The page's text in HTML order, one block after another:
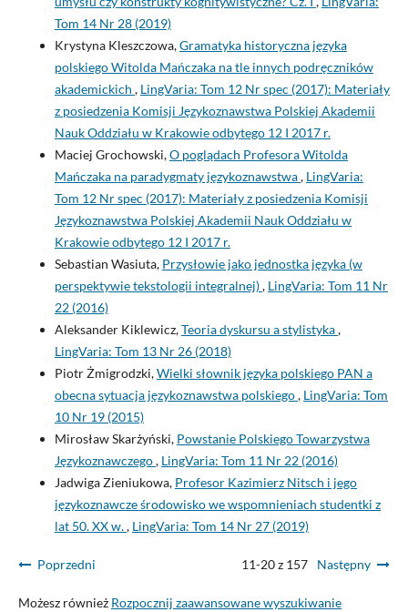
Tom 14 Nr 28 (2019)
Krystyna Kleszczowa,Gramatyka historyczna języka
polskiego Witolda Mańczaka na tle innych podręczników
akademickich , LingVaria: Tom 12 Nr spec (2017): Materiały
z posiedzenia Komisji Językoznawstwa Polskiej Akademii
Nauk Oddziału w Krakowie odbytego 12 I 2017 r.
Maciej Grochowski,O poglądach Profesora Witolda
Mańczaka na paradygmaty językoznawstwa, LingVaria:
Tom 12 Nr spec (2017): Materiały z posiedzenia Komisji
Językoznawstwa Polskiej Akademii Nauk Oddziału w
Krakowie odbytego 12 I 2017 r.
Sebastian Wasiuta, Przysłowie jako jednostka języka (w
perspektywie tekstologii integralnej), LingVaria: Tom 11 Nr
22 (2016)
Aleksander Kiklewicz,Teoria dyskursu a stylistyka,
LingVaria: Tom 13 Nr 26 (2018)
Piotr Żmigrodzki,Wielki słownik języka polskiego PAN a
obecna sytuacja językoznawstwa polskiego, LingVaria: Tom
10 Nr 19 (2015)
Mirosław Skarżyński, Powstanie Polskiego Towarzystwa
Językoznawczego, LingVaria: Tom 11 Nr 22 (2016)
Jadwiga Zieniukowa, Profesor Kazimierz Nitsch i jego
językoznawcze środowisko we wspomnieniach studentki z
lat 50. XX w., LingVaria: Tom 14 Nr 27 (2019)
Poprzedni 11-20 z 157 Następny
Możesz również Rozpocznij zaawansowane wyszukiwanie